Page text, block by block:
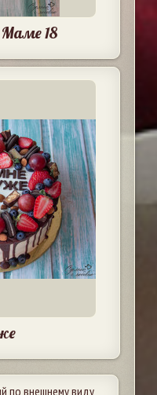
18
по внешнему виду